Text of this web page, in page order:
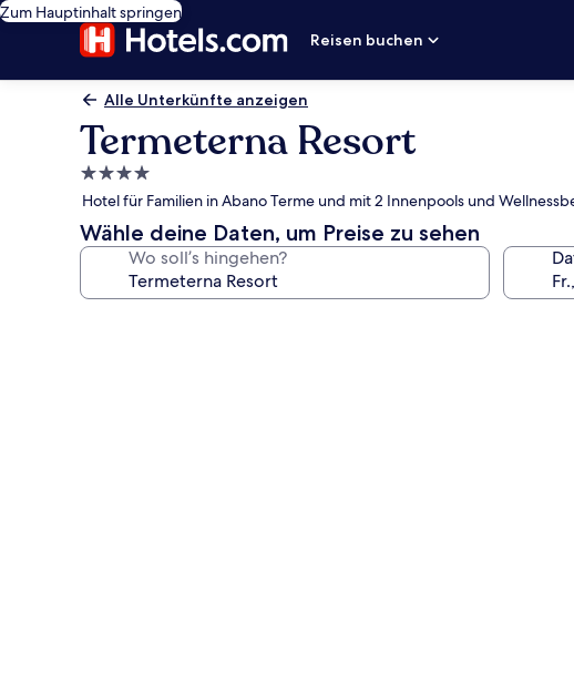
Zum Hauptinhalt springen
Reisen buchen
Alle Unterkünfte anzeigen
Termeterna Resort
4.0-
Sterne-
Unterkunft
Hotel für Familien in Abano Terme und mit 2 Innenpools und
Wähle deine Daten, um Preise zu sehen
Wo soll’s hingehen?